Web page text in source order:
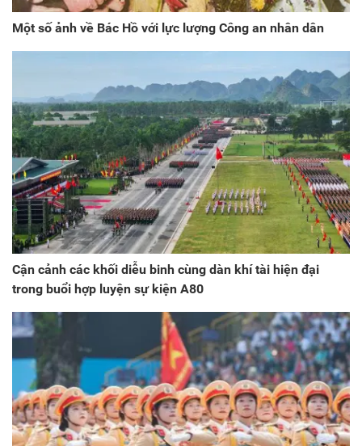
Một số ảnh về Bác Hồ với lực lượng Công an nhân dân
Cận cảnh các khối diễu binh cùng dàn khí tài hiện đại
trong buổi hợp luyện sự kiện A80